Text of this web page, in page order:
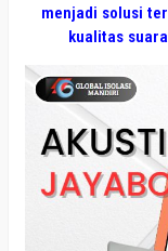
menjadi solusi
kualitas